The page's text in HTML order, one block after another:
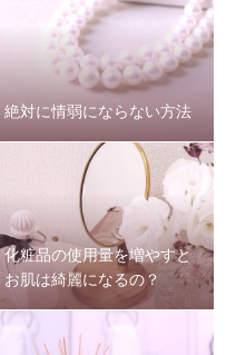
絶対に情弱にならない方法
化粧品の使用量を増やすと
お肌は綺麗になるの？